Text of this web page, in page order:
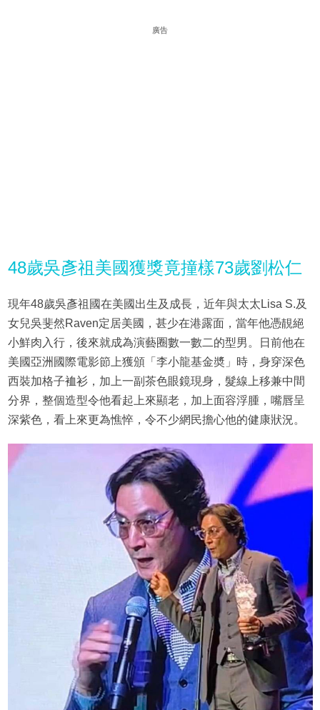
廣告
48歲吳彥祖美國獲獎竟撞樣73歲劉松仁
現年48歲吳彥祖國在美國出生及成長，近年與太太Lisa S.及
女兒吳斐然Raven定居美國，甚少在港露面，當年他憑靚絕
小鮮肉入行，後來就成為演藝圈數一數二的型男。日前他在
美國亞洲國際電影節上獲頒「李小龍基金奬」時，身穿深色
西裝加格子裇衫，加上一副茶色眼鏡現身，髮線上移兼中間
分界，整個造型令他看起上來顯老，加上面容浮腫，嘴唇呈
深紫色，看上來更為憔悴，令不少網民擔心他的健康狀況。